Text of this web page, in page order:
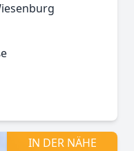
IN DER NÄHE